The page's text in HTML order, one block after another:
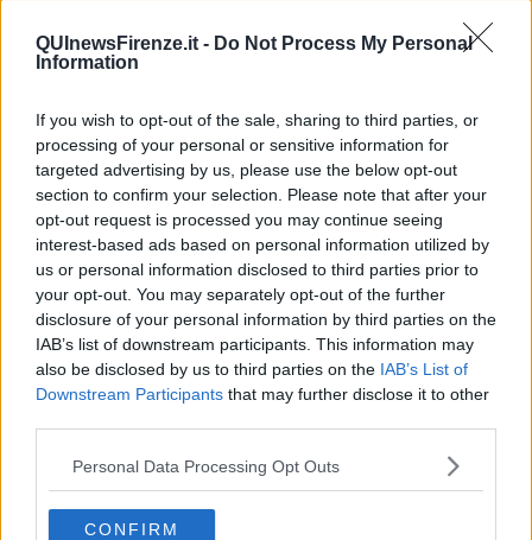
QUInewsFirenze.it - Do Not Process My Personal
Information
If you wish to opt-out of the sale, sharing to third parties, or
processing of your personal or sensitive information for
targeted advertising by us, please use the below opt-out
section to confirm your selection. Please note that after your
opt-out request is processed you may continue seeing
interest-based ads based on personal information utilized by
us or personal information disclosed to third parties prior to
your opt-out. You may separately opt-out of the further
disclosure of your personal information by third parties on the
IAB’s list of downstream participants. This information may
also be disclosed by us to third parties on the IAB’s List of
Downstream Participants that may further disclose it to other
Personal Data Processing Opt Outs
CONFIRM
sciopero nazionale proclamato da Usl e Cub Trasporti e al
quale hanno aderito le Usb
FIRENZE —Sciopero nazionale dei trasporti l'8 marzo con
conseguente stop negli aeroporti anche toscani. A causa degli
scioperi, si legge in una nota di Toscana Aeroporti, potranno
intervenire modifiche alla normale attività operativa.
Saranno tuttavia assicurati tutti i voli di Stato, umanitari e di
emergenza, nonché il trasporto di medicinali, merci deperibili,
animali vivi e o generi qualificati come di prima necessità per il
rifornimento delle popolazioni e la continuità delle attività produttive.
Toscana aeroporti invita i passeggeri a informarsi e a seguire gli
aggiornamenti, sui siti internet degli scali di Firenze e Pisa alla
pagina ''voli in tempo reale'' o a contattare la propria compagnia